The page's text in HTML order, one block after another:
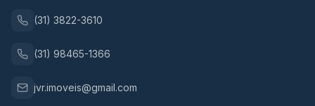
(31) 3822-3610
(31) 98465-1366
jvr.imoveis@gmail.com